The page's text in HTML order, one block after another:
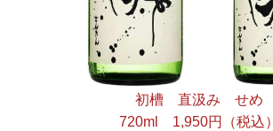
初槽 直汲み せめ
720ml 1,950円（税込）